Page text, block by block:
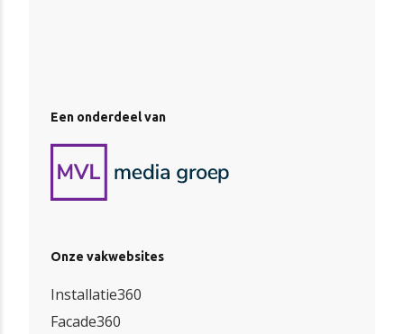
Een onderdeel van
Onze vakwebsites
Installatie360
Facade360